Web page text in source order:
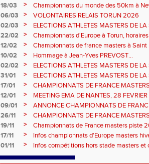
18/03
>
Championnats du monde des 50km à
Sébastien DOUMENC.
06/03 >
VOLONTAIRES RELAIS TORUN 2026
02/03
>
ELECTIONS ATHLETES MASTERS DE
2ème vote : athlètes hommes.
22/02 >
Championnats d'Europe à Torun,
informations...
12/02 >
Championnats de france masters à Saint
février 2026.
10/02 >
Hommage à Jean-Yves PREVOST...
02/02
>
ELECTIONS ATHLETES MASTERS DE
vote : athlètes femmes.
31/01 >
ELECTIONS ATHLETES MASTERS DE
17/01
>
CHAMPIONNATS DE FRANCE
informations sur les inscriptions et report
12/01 >
MEETING EMA DE NANTES, 28
09/01
>
ANNONCE CHAMPIONNATS DE
ÉPREUVES COMBINÉES ET ÉPREUVES
26/11 >
CHAMPIONNATS DE FRANCE
2026, site de l'organisation.
19/11 >
Championnats de France masters piste
17/11
>
Infos championnats d'Europe masters
01/11
> Infos compétitions hors stade masters et